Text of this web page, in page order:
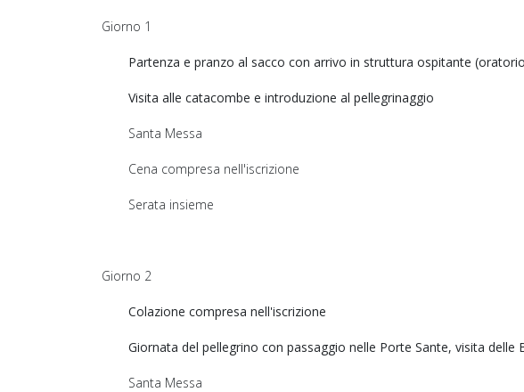
Giorno 1
Partenza e pranzo al sacco con arrivo in struttura ospitante
Visita alle catacombe e introduzione al pellegrinaggio
Santa Messa
Cena compresa nell'iscrizione
Serata insieme
Giorno 2
Colazione compresa nell'iscrizione
Giornata del pellegrino con passaggio nelle Porte Sante, visita delle
Santa Messa